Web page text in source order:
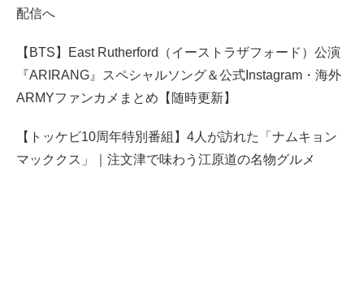
配信へ
【BTS】East Rutherford（イーストラザフォード）公演
『ARIRANG』スペシャルソング＆公式Instagram・海外
ARMYファンカメまとめ【随時更新】
【トッケビ10周年特別番組】4人が訪れた「ナムキョン
マッククス」｜注文津で味わう江原道の名物グルメ